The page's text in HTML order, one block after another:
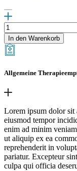
Fortbildungskurs
'Diagnostik
und
Therapie
Hormonspeicheltest'
In den Warenkorb
Allgemeine
Lorem ipsum dolor sit
eiusmod tempor
enim ad minim
ut aliquip ex ea
reprehenderit in
pariatur. Excepteur
culpa qui officia